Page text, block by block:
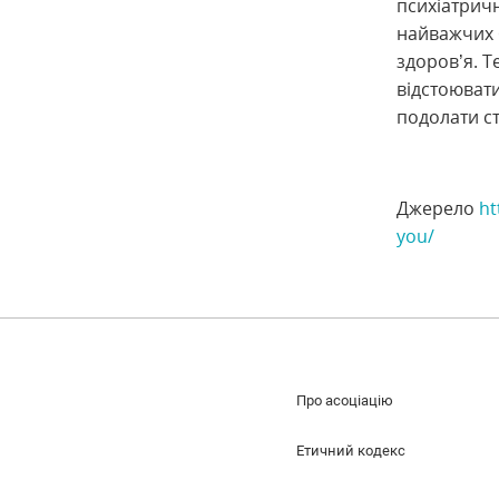
найважчих
здоров’я.
подолати
Джерело
you/
Про асоціацію
Етичний кодекс